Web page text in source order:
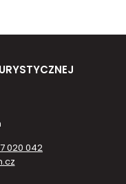
020 042